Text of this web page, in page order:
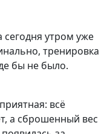
сегодня утром уже
тренировка
бы не было.
всё
а сброшенный вес